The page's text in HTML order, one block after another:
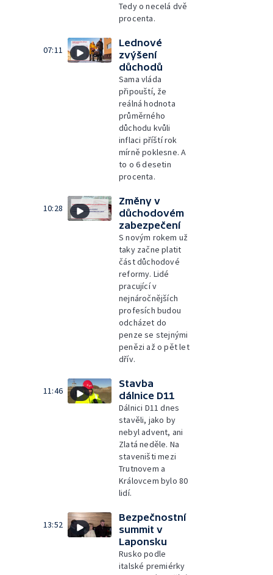
Tedy o necelá dvě
procenta.
07:11
Lednové
zvýšení
důchodů
Sama vláda
připouští, že
reálná hodnota
průměrného
důchodu kvůli
inflaci příští rok
mírně poklesne. A
to o 6 desetin
procenta.
10:28
Změny v
důchodovém
zabezpečení
S novým rokem už
taky začne platit
část důchodové
reformy. Lidé
pracující v
nejnáročnějších
profesích budou
odcházet do
penze se stejnými
penězi až o pět let
dřív.
11:46
Stavba
dálnice D11
Dálnici D11 dnes
stavěli, jako by
nebyl advent, ani
Zlatá neděle. Na
staveništi mezi
Trutnovem a
Královcem bylo 80
lidí.
13:52
Bezpečnostní
summit v
Laponsku
Rusko podle
italské premiérky